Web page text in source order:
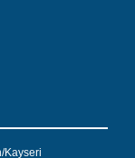
Kayseri